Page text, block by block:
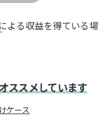
よる収益を得ている場
ススメしています
ケース